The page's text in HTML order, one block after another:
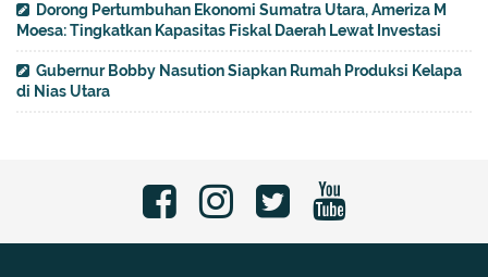
Dorong Pertumbuhan Ekonomi Sumatra Utara, Ameriza M
Moesa: Tingkatkan Kapasitas Fiskal Daerah Lewat Investasi
Gubernur Bobby Nasution Siapkan Rumah Produksi Kelapa
di Nias Utara